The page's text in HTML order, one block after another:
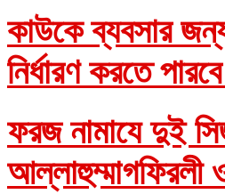
কাউকে ব্যবসার জন্য
নির্ধারণ করতে
ফরজ নামাযে দুই
আল্লাহুম্মাগফিরলী